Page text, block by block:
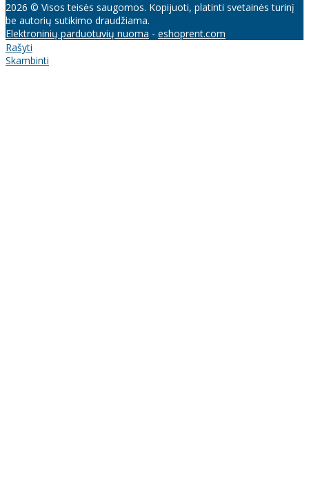
2026 © Visos teisės saugomos. Kopijuoti, platinti svetainės turinį
be autorių sutikimo draudžiama.
Elektroninių parduotuvių nuoma - eshoprent.com
Rašyti
Skambinti